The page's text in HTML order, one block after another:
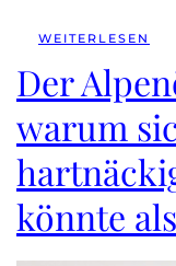
WEITERLESEN
Der
warum
könnte